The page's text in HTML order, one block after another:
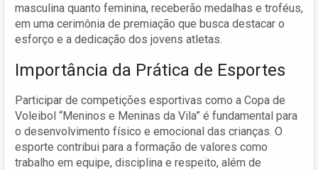
masculina quanto feminina, receberão medalhas e troféus,
em uma cerimônia de premiação que busca destacar o
esforço e a dedicação dos jovens atletas.
Importância da Prática de Esportes
Participar de competições esportivas como a Copa de
Voleibol “Meninos e Meninas da Vila” é fundamental para
o desenvolvimento físico e emocional das crianças. O
esporte contribui para a formação de valores como
trabalho em equipe, disciplina e respeito, além de